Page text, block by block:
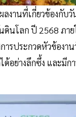
งานที่เกี่ยวข้องกั
นโลก ปี 2568 ภา
การประกวดหัวข้อ
อย่างลึกซึ้ง และมี